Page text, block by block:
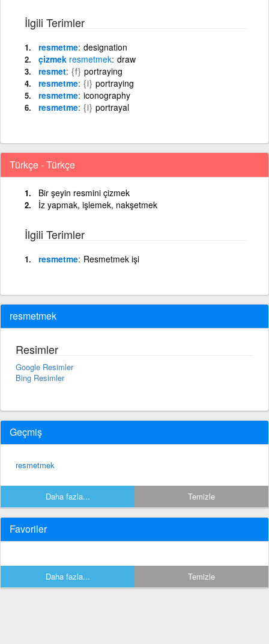
İlgili Terimler
resmetme designation
çizmek resmetmek draw
resmet {f} portraying
resmetme {i} portraying
resmetme iconography
resmetme {i} portrayal
Türkçe - Türkçe
Bir şeyin resmini çizmek
İz yapmak, işlemek, nakşetmek
İlgili Terimler
resmetme Resmetmek işi
resmetmek
Resimler
Google Resimler
Bing Resimler
Geçmiş
resmetmek
Daha fazla... Temizle
Favoriler
Daha fazla... Temizle